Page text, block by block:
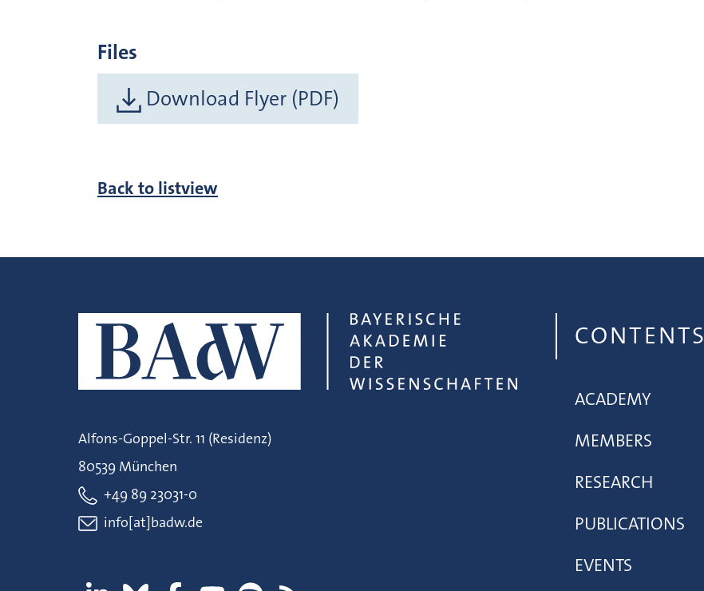
Files
Download Flyer (PDF)
Back to listview
Alfons-Goppel-Str. 11 (Residenz)
80539 München
+49 89 23031-0
info[at]badw.de
CONTENTS
ACADEMY
MEMBERS
RESEARCH
PUBLICATIONS
EVENTS